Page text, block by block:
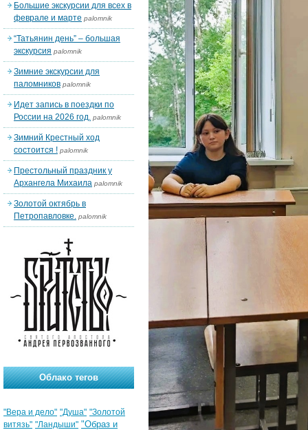
Большие экскурсии для всех в
феврале и марте palomnik
“Татьянин день” – большая
экскурсия palomnik
Зимние экскурсии для
паломников palomnik
Идет запись в поездки по
России на 2026 год. palomnik
Зимний Крестный ход
состоится ! palomnik
Престольный праздник у
Архангела Михаила palomnik
Золотой октябрь в
Петропавловке. palomnik
Облако тегов
"Вера и дело" "Душа" "Золотой
витязь" "Ландыши" "Образ и